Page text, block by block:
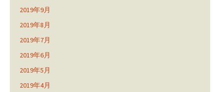
2019年9月
2019年8月
2019年7月
2019年6月
2019年5月
2019年4月